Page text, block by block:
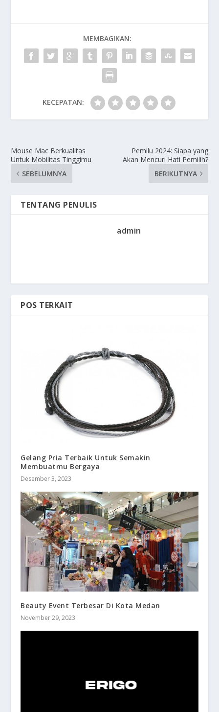
MEMBAGIKAN:
KECEPATAN:
Mouse Mac Berkualitas
Untuk Mobilitas Tinggimu
SEBELUMNYA
Pemilu 2024: Siapa yang
Akan Mencuri Hati Pemilih?
BERIKUTNYA
TENTANG PENULIS
admin
POS TERKAIT
Gelang Pria Terbaik Untuk Semakin
Membuatmu Bergaya
Desember 3, 2023
Beauty Event Terbesar Di Kota Medan
November 29, 2023